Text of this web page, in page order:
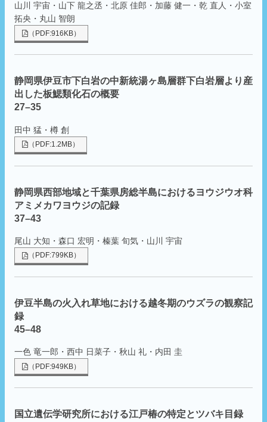
山川 宇宙・山下 龍之丞・北原 佳郎・加藤 健一・乾 直人・小室
拓央・丸山 智朗
（PDF:916KB）
静岡県伊豆市下白岩の中新統湯ヶ島層群下白岩層より産
出した板鰓類化石の概要
27–35
田中 猛・樽 創
（PDF:1.2MB）
静岡県西部地域と千葉県房総半島におけるヨウジウオ科
アミメカワヨウジの記録
37–43
尾山 大知・森口 宏明・榛葉 旬気・山川 宇宙
（PDF:799KB）
伊豆半島の火入れ草地における越冬期のウズラの観察記
録
45–48
一色 竜一郎・西中 日菜子・秋山 礼・内田 圭
（PDF:949KB）
国立遺伝学研究所における江戸椿の特定とツバキ目録